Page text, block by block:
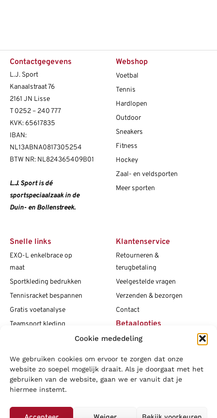
Cookie mededeling
We gebruiken cookies om ervoor te zorgen dat onze
website zo soepel mogelijk draait. Als je doorgaat met het
gebruiken van de website, gaan we er vanuit dat je
hiermee instemt.
Contactgegevens
L.J. Sport
Kanaalstraat 76
2161 JN Lisse
T 0252 – 240 777
KVK: 65617835
IBAN:
NL13ABNA0817305254
BTW NR: NL824365409B01
L.J. Sport is dé
sportspeciaalzaak in de
Duin- en Bollenstreek.
Webshop
Voetbal
Tennis
Hardlopen
Outdoor
Sneakers
Fitness
Hockey
Zaal- en veldsporten
Meer sporten
Snelle links
EXO-L enkelbrace op
maat
Sportkleding bedrukken
Tennisracket bespannen
Gratis voetanalyse
Teamsport kleding
Vacatures
Blogs
Klantenservice
Retourneren &
terugbetaling
Veelgestelde vragen
Verzenden & bezorgen
Contact
Betaalopties
Social media